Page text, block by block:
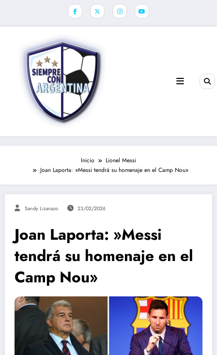
Inicio
Lionel Messi
Joan Laporta: »Messi tendrá su homenaje en el Camp Nou»
Sandy Lizarazo 23/02/2026
Joan Laporta: »Messi
tendrá su homenaje en el
Camp Nou»